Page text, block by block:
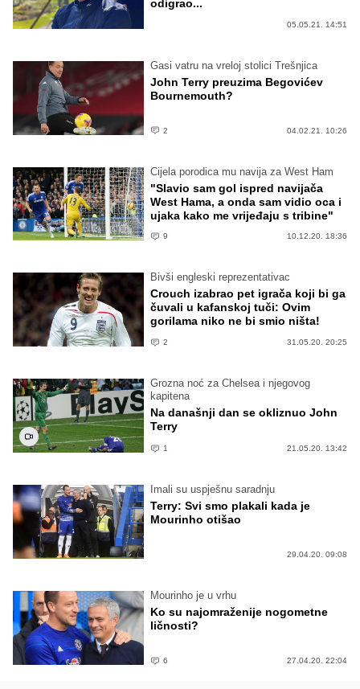
odigrao...
05.05.21. 14:51
Gasi vatru na vreloj stolici Trešnjica
John Terry preuzima Begovićev
Bournemouth?
2 04.02.21. 10:26
Cijela porodica mu navija za West Ham
"Slavio sam gol ispred navijača
West Hama, a onda sam vidio oca i
ujaka kako me vrijeđaju s tribine"
9 10.12.20. 18:36
Bivši engleski reprezentativac
Crouch izabrao pet igrača koji bi ga
čuvali u kafanskoj tuči: Ovim
gorilama niko ne bi smio ništa!
2 31.05.20. 20:25
Grozna noć za Chelsea i njegovog
kapitena
Na današnji dan se okliznuo John
Terry
1 21.05.20. 13:42
Imali su uspješnu saradnju
Terry: Svi smo plakali kada je
Mourinho otišao
29.04.20. 09:08
Mourinho je u vrhu
Ko su najomraženije nogometne
ličnosti?
6 27.04.20. 22:04